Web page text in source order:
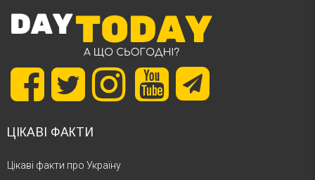
ЦІКАВІ ФАКТИ
Цікаві факти про Україну